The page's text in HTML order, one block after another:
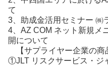
て
3、助成金活用セミナー ㈱
4、AZ COM ネット新規メ
開について
【サプライヤー企業の商
①JLT リスクサービス・ジ